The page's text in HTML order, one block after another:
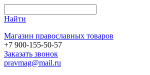
Найти
Магазин православных товаров
+7 900-155-50-57
Заказать звонок
pravmag@mail.ru